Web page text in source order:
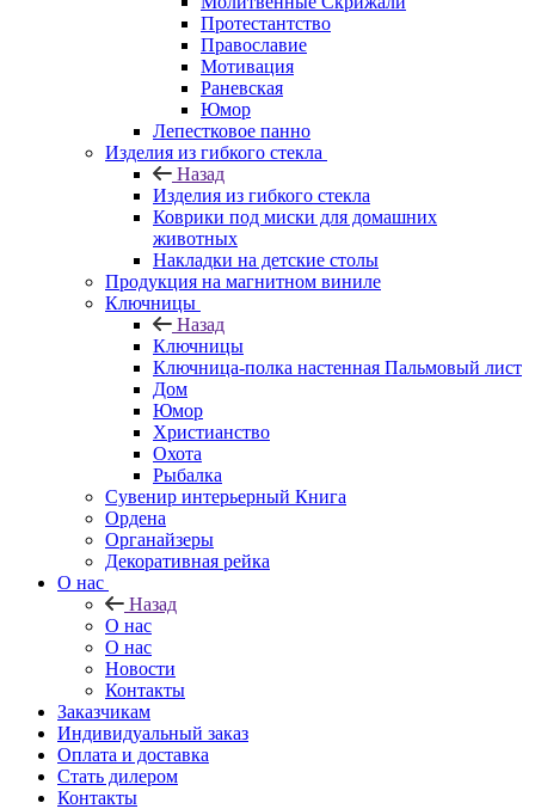
Протестантство
Православие
Мотивация
Раневская
Юмор
Лепестковое панно
Изделия из гибкого стекла
Назад
Изделия из гибкого стекла
Коврики под миски для домашних
животных
Накладки на детские столы
Продукция на магнитном виниле
Ключницы
Назад
Ключницы
Ключница-полка настенная Пальмовый лист
Дом
Юмор
Христианство
Охота
Рыбалка
Сувенир интерьерный Книга
Ордена
Органайзеры
Декоративная рейка
О нас
Назад
О нас
О нас
Новости
Контакты
Заказчикам
Индивидуальный заказ
Оплата и доставка
Стать дилером
Контакты